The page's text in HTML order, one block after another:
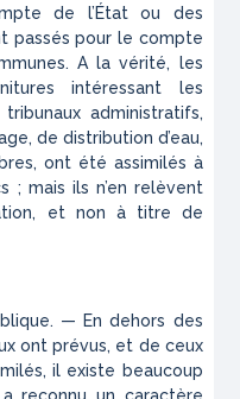
de l’État ou des
passés pour le compte
A la vérité, les
intéressant les
administratifs,
de distribution d’eau,
ont été assimilés à
; mais ils n’en relèvent
et non à titre de
— En dehors des
ont prévus, et de ceux
il existe beaucoup